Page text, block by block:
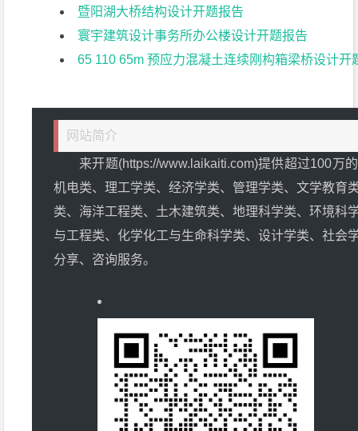
暨阳湖大桥结构设计开题报告
寰宇建筑设计事务所办公楼设计开题报告
65 110 65m 预应力混凝土连续刚构箱梁桥设计开
网站简介
来开题(https://www.laikaiti.com)提供超过100万
机电类、理工学类、经济学类、管理学类、文学教育
类、海洋工程类、土木建筑类、地理科学类、环境科
与工程类、化学化工与生命科学类、设计学类、社会
分享、咨询服务。